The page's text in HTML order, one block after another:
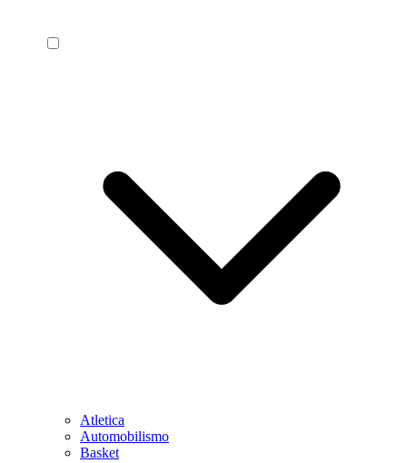
Atletica
Automobilismo
Basket